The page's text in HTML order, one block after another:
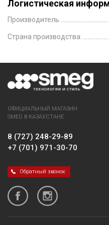
Логистическая
Производитель
Страна производства:
ОФИЦИАЛЬНЫЙ МАГАЗИН
SMEG В КАЗАХСТАНЕ
8 (727) 248-29-89
+7 (701) 971-30-70
Обратный звонок